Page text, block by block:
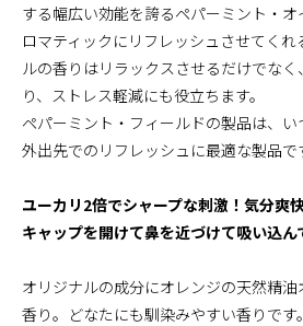
する幅広い効能を誇るペパーミント・
ロマティックにリフレッシュさせてく
ルの香りはリラックスさせるだけでな
り、ストレス軽減にも役立ちます。
ペパーミント・フィールドの製品は、い
外出先でのリフレッシュに最適な製品で
ユーカリ2倍でシャープな刺激！気分爽
キャップを開けて鼻を近づけて吸い込ん
オリジナルの成分にオレンジの天然精
香り。どなたにも馴染みやすい香りです。